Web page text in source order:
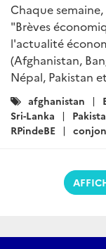
Chaque
"Brèves
l'actualité
(Afghanistan,
Népal, Pakistan
Catégories
:
afghanistan
Sri-Lanka
RPindeBE